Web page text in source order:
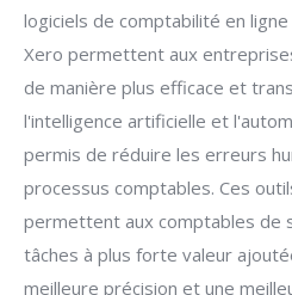
logiciels de comptabilité en
Xero permettent aux
de manière plus efficace et
l'intelligence artificielle et
permis de réduire les erreurs
processus comptables. Ces
permettent aux comptables de
tâches à plus forte valeur
meilleure précision et une